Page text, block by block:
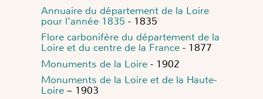
Annuaire du département de la Loire
pour l’année 1835 - 1835
Flore carbonifère du département de la
Loire et du centre de la France - 1877
Monuments de la Loire - 1902
Monuments de la Loire et de la Haute-
Loire – 1903